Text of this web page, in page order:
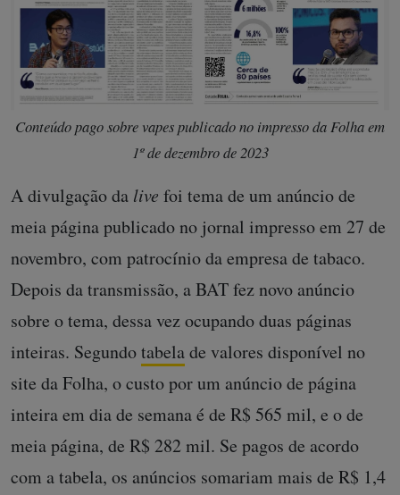
Conteúdo pago sobre vapes publicado no impresso da Folha em
1º de dezembro de 2023
A divulgação da live foi tema de um anúncio de
meia página publicado no jornal impresso em 27 de
novembro, com patrocínio da empresa de tabaco.
Depois da transmissão, a BAT fez novo anúncio
sobre o tema, dessa vez ocupando duas páginas
inteiras. Segundotabelade valores disponível no
site da Folha, o custo por um anúncio de página
inteira em dia de semana é de R$ 565 mil, e o de
meia página, de R$ 282 mil. Se pagos de acordo
com a tabela, os anúncios somariam mais de R$ 1,4